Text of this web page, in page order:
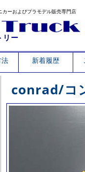
カーおよびプラモデル販売専門店
リー
法 新着履歴
conrad/コ